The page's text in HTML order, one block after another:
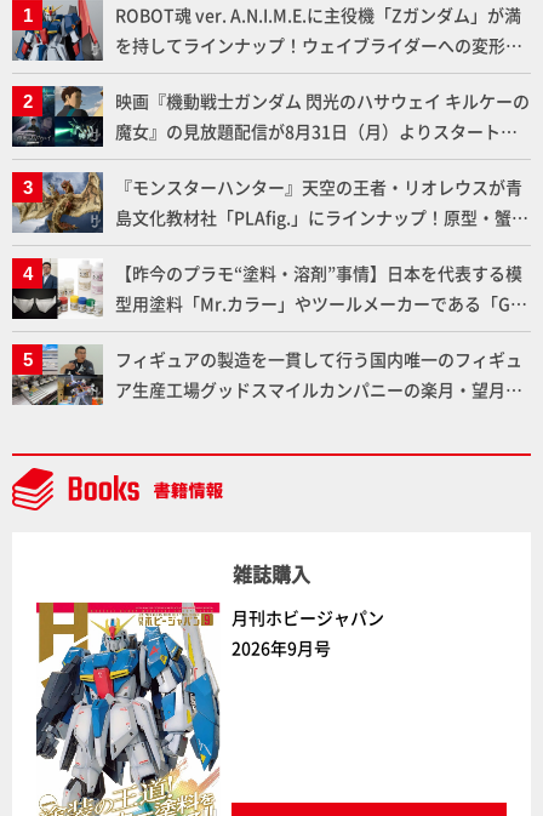
ROBOT魂 ver. A.N.I.M.E.に主役機「Zガンダム」が満
を持してラインナップ！ウェイブライダーへの変形、
劇中どおりのプロポーションを再現【機動戦士Zガン
ダム】
映画『機動戦士ガンダム 閃光のハサウェイ キルケーの
魔女』の見放題配信が8月31日（月）よりスタート！
Prime Videoで国内独占配信
『モンスターハンター』天空の王者・リオレウスが青
島文化教材社「PLAfig.」にラインナップ！原型・蟹蟲
修造氏の彩色作例で超ハイディテールかつ躍動感に満
ちた造形をチェック
【昨今のプラモ“塗料・溶剤”事情】日本を代表する模
型用塗料「Mr.カラー」やツールメーカーである「GSI
クレオス」が語るラッカー塗料の未来とは？
フィギュアの製造を一貫して行う国内唯一のフィギュ
ア生産工場グッドスマイルカンパニーの楽月・望月工
AAAヴンダー』の続報も！
雑誌購入
月刊ホビージャパン
2026年9月号